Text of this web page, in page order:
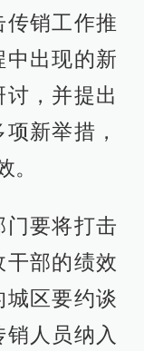
传销工作推
出现的新
，并提出
新举措，
。
要将打击
部的绩效
区要约谈
人员纳入